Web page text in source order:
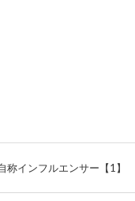
称インフルエンサー【1】